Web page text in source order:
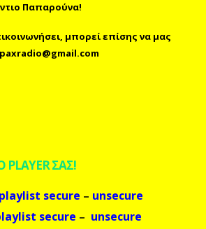
Παπαρούνα!
μπορεί επίσηςνα μας
ΣΑΣ!
secure – unsecure
secure – unsecure